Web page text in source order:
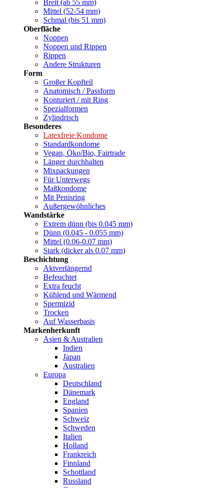
Breit (ab 55 mm)
Mittel (52-54 mm)
Schmal (bis 51 mm)
Oberfläche
Noppen
Noppen und Rippen
Rippen
Andere Strukturen
Form
Großer Kopfteil
Anatomisch / Passform
Konturiert / mit Ring
Spezialformen
Zylindrisch
Besonderes
Latexfreie Kondome
Standardkondome
Vegan, Öko/Bio, Fairtrade
Länger durchhalten
Mixpackungen
Für Unterwegs
Maßkondome
Mit Penisring
Außergewöhnliches
Wandstärke
Extrem dünn (bis 0.045 mm)
Dünn (0.045 - 0.055 mm)
Mittel (0.06-0.07 mm)
Stark (dicker als 0.07 mm)
Beschichtung
Aktverlängernd
Befeuchtet
Extra feucht
Kühlend und Wärmend
Spermizid
Trocken
Auf Wasserbasis
Markenherkunft
Asien & Australien
Indien
Japan
Australien
Europa
Deutschland
Dänemark
England
Spanien
Schweiz
Schweden
Italien
Holland
Frankreich
Finnland
Schottland
Russland